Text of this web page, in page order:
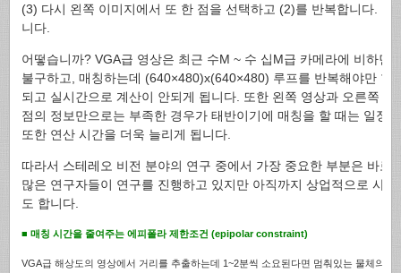
(3) 다시 왼쪽 이미지에서 또 한 점을 선택하고 (2)를 반복합니다. 이
니다.
어떻습니까? VGA급 영상은 최근 수M ~ 수 십M급 카메라에 비하면
불구하고, 매칭하는데 (640×480)x(640×480) 루프를 반복해야만 합
되고 실시간으로 계산이 안되게 됩니다. 또한 왼쪽 영상과 오른쪽
점의 정보만으로는 부족한 경우가 태반이기에 매칭을 할 때는 일정
또한 연산 시간을 더욱 늘리게 됩니다.
따라서 스테레오 비전 분야의 연구 중에서 가장 중요한 부분은 바로
많은 연구자들이 연구를 진행하고 있지만 아직까지 상업적으로 사
도 합니다.
■ 매칭 시간을 줄여주는 에피폴라 제한조건 (epipolar constraint)
VGA급 해상도의 영상에서 거리를 추출하는데 1~2분씩 소요된다면 멈춰있는 물체의